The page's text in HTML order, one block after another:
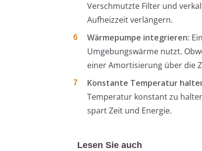
Verschmutzte Filter und
Aufheizzeit verlängern.
Wärmepumpe integrieren:
Umgebungswärme nutzt.
einer Amortisierung über die
Konstante Temperatur
Temperatur konstant zu
spart Zeit und Energie.
Lesen Sie auch